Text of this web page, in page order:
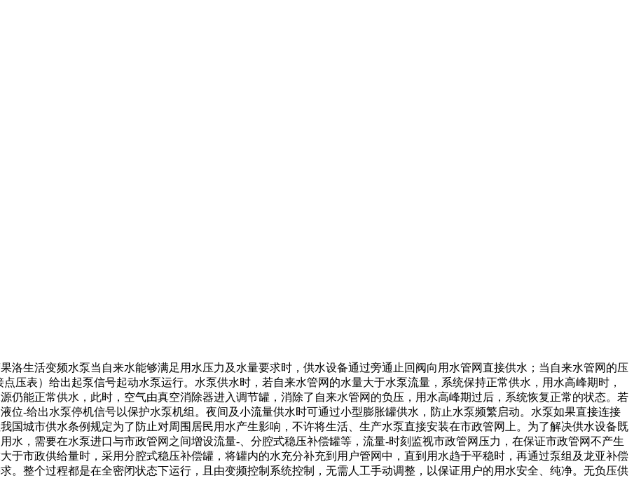
洛生活变频水泵当自来水能够满足用水压力及水量要求时，供水设备通过旁通止回阀向用水管网直接供水；当自来水管网的压
压表）给出起泵信号起动水泵运行。水泵供水时，若自来水管网的水量大于水泵流量，系统保持正常供水，用水高峰期时，
仍能正常供水，此时，空气由真空消除器进入调节罐，消除了自来水管网的负压，用水高峰期过后，系统恢复正常的状态。若
位-给出水泵停机信号以保护水泵机组。夜间及小流量供水时可通过小型膨胀罐供水，防止水泵频繁启动。水泵如果直接连接
国城市供水条例规定为了防止对周围居民用水产生影响，不许将生活、生产水泵直接安装在市政管网上。为了解决供水设备既
水，需要在水泵进口与市政管网之间增设流量-、分腔式稳压补偿罐等，流量-时刻监视市政管网压力，在保证市政管网不产生
于市政供给量时，采用分腔式稳压补偿罐，将罐内的水充分补充到用户管网中，直到用水趋于平稳时，再通过泵组及龙亚补偿
。整个过程都是在全密闭状态下运行，且由变频控制系统控制，无需人工手动调整，以保证用户的用水安全、纯净。无负压供